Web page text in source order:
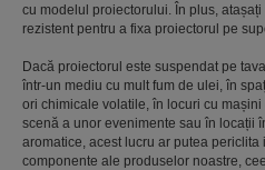
cu modelul proiectorului. În plus,
rezistent pentru a fixa proiectorul pe
Dacă proiectorul este suspendat pe
într-un mediu cu mult fum de ulei, în
ori chimicale volatile, în locuri cu
scenă a unor evenimente sau în locații
aromatice, acest lucru ar putea
componente ale produselor noastre,